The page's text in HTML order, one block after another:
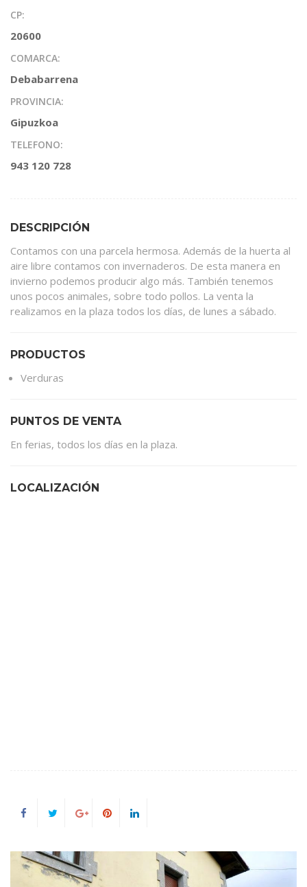
CP:
20600
COMARCA:
Debabarrena
PROVINCIA:
Gipuzkoa
TELEFONO:
943 120 728
DESCRIPCIÓN
Contamos con una parcela hermosa. Además de la huerta al
aire libre contamos con invernaderos. De esta manera en
invierno podemos producir algo más. También tenemos
unos pocos animales, sobre todo pollos. La venta la
realizamos en la plaza todos los días, de lunes a sábado.
PRODUCTOS
Verduras
PUNTOS DE VENTA
En ferias, todos los días en la plaza.
LOCALIZACIÓN